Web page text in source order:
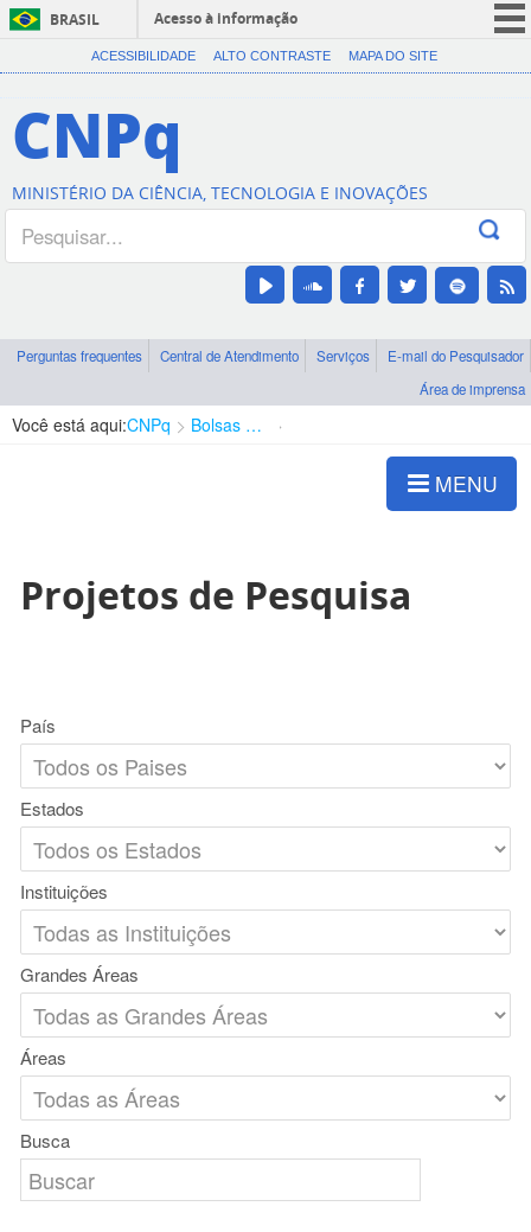
BRASIL
Acesso à informação
CORONAVÍRUS (COVID-19)
Canais
ACESSIBILIDADE ALTO CONTRASTE MAPA DO SITE
CNPq
MINISTÉRIO DA CIÊNCIA, TECNOLOGIA E INOVAÇÕES
Perguntas frequentes Central de Atendimento Serviços
E-mail do Pesquisador
Área de imprensa
Você está aqui:CNPq Bolsas e Auxílios Vigentes
MENU
Projetos de Pesquisa
País
Estados
Instituições
Grandes Áreas
Áreas
Busca